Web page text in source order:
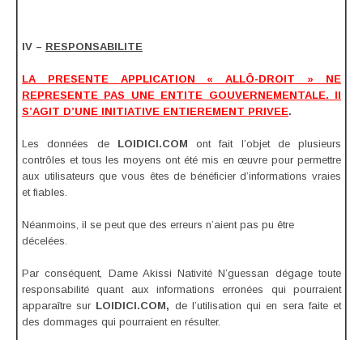
IV – RESPONSABILITE
LA PRESENTE APPLICATION « ALLÔ-DROIT » NE
REPRESENTE PAS UNE ENTITE GOUVERNEMENTALE. Il
S’AGIT D’UNE INITIATIVE ENTIEREMENT PRIVEE.
Les données de LOIDICI.COM ont fait l’objet de plusieurs
contrôles et tous les moyens ont été mis en œuvre pour permettre
aux utilisateurs que vous êtes de bénéficier d’informations vraies
et fiables.
Néanmoins, il se peut que des erreurs n’aient pas pu être
décelées.
Par conséquent, Dame Akissi Nativité N’guessan dégage toute
responsabilité quant aux informations erronées qui pourraient
apparaître sur LOIDICI.COM, de l’utilisation qui en sera faite et
des dommages qui pourraient en résulter.